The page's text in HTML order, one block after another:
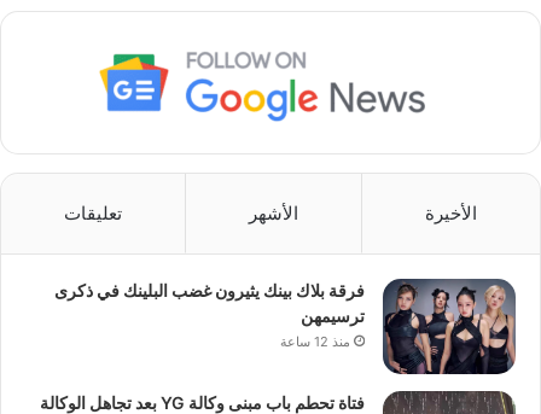
الأخيرة الأشهر تعليقات
فرقة بلاك بينك يثيرون غضب البلينك في ذكرى
ترسيمهن
منذ 12 ساعة
فتاة تحطم باب مبنى وكالة YG بعد تجاهل الوكالة